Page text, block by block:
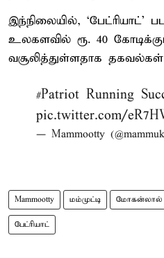
இந்நிலையில், ‘பேட்ரியாட்’
உலகளவில் ரூ. 40
வசூலித்துள்ளதாக தகவல்கள்
#Patriot Running
pic.twitter.com/
— Mammootty
Mammootty மம்முட்டி மோகன்லால்
பேட்ரியாட்